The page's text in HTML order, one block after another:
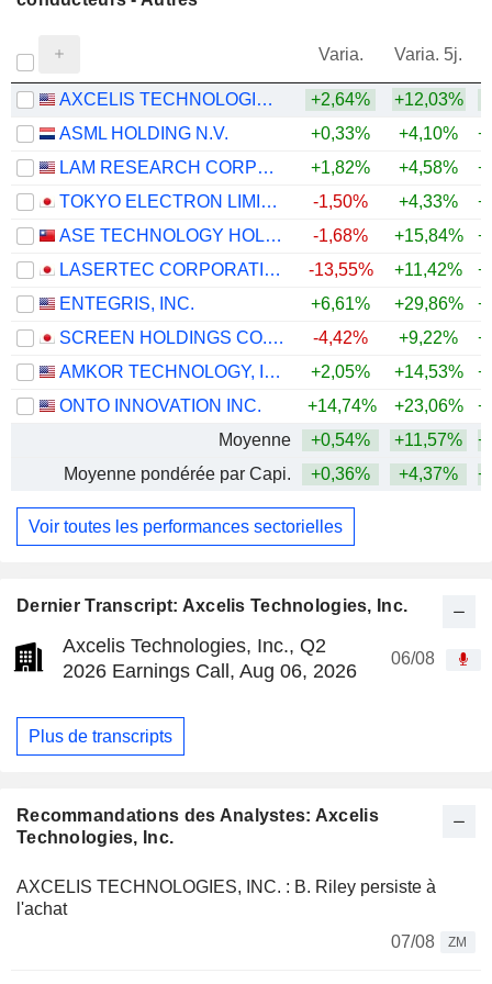
Dernier Transcript: Axcelis Technologies, Inc.
Axcelis Technologies, Inc., Q2
2026 Earnings Call, Aug 06, 2026
06/08
Plus de transcripts
Recommandations des Analystes: Axcelis
Technologies, Inc.
AXCELIS TECHNOLOGIES, INC. : B. Riley persiste à
l'achat
07/08
ZM
Varia. Varia. 5j.
AXCELIS TECHNOLOGIES, INC. +2,64% +12,03%
ASML HOLDING N.V.
+0,33% +4,10%
LAM RESEARCH CORPORATION
+1,82% +4,58%
TOKYO ELECTRON LIMITED
-1,50% +4,33%
ASE TECHNOLOGY HOLDING CO., LTD.
-1,68% +15,84%
LASERTEC CORPORATION
-13,55% +11,42%
ENTEGRIS, INC.
+6,61% +29,86%
SCREEN HOLDINGS CO., LTD.
-4,42% +9,22%
AMKOR TECHNOLOGY, INC.
+2,05% +14,53%
ONTO INNOVATION INC.
+14,74% +23,06%
Moyenne
+0,54% +11,57%
Moyenne pondérée par Capi.
+0,36% +4,37%
Voir toutes les performances sectorielles